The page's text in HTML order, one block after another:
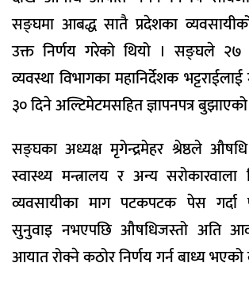
सङ्घमा आबद्ध सातै प्रदेशका
उक्त निर्णय गरेको थियो । सङ्घले
व्यवस्था विभागका महानिर्देशक
३० दिने अल्टिमेटमसहित ज्ञापनपत्र बुझाएको
सङ्घका अध्यक्ष मृगेन्द्रमेहर श्रेष्ठले
स्वास्थ्य मन्त्रालय र अन्य
व्यवसायीका माग पटकपटक पेस गर्दा
सुनुवाइ नभएपछि औषधिजस्तो अति
आयात रोक्ने कठोर निर्णय गर्न बाध्य भएको